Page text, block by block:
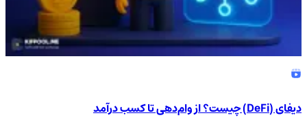
دیفای (DeFi) چیست؟ از وام‌دهی تا کسب درآمد